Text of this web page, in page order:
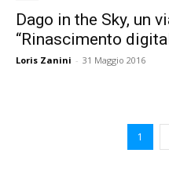
Dago in the Sky, un
“Rinascimento
Loris Zanini - 31 Maggio 2016
1